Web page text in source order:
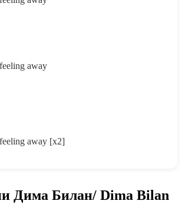
away
away [x2]
Дима Билан/ Dima Bilan